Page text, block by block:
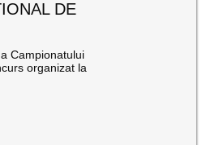
DE
Campionatului
organizat la